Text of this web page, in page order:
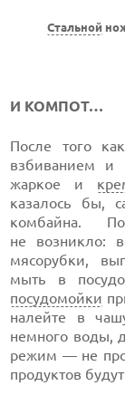
Стальной
И КОМПОТ…
После того
взбиванием и
жаркое и
казалось бы,
комбайна.
не возникло:
мясорубки,
мыть в
посудомойки
налейте в
немного воды,
режим — не
продуктов